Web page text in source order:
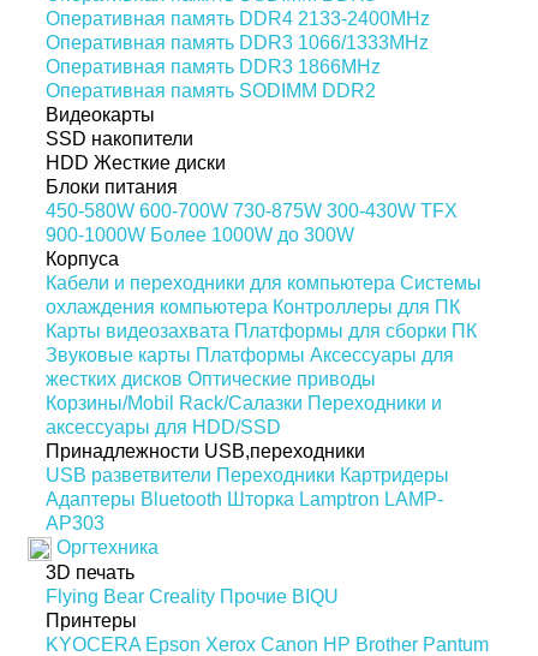
Оперативная память DDR4 2133-2400MHz
Оперативная память DDR3 1066/1333MHz
Оперативная память DDR3 1866MHz
Оперативная память SODIMM DDR2
Видеокарты
SSD накопители
HDD Жесткие диски
Блоки питания
450-580W 600-700W 730-875W 300-430W TFX
900-1000W Более 1000W до 300W
Корпуса
Кабели и переходники для компьютера Системы
охлаждения компьютера Контроллеры для ПК
Карты видеозахвата Платформы для сборки ПК
Звуковые карты Платформы Аксессуары для
жестких дисков Оптические приводы
Корзины/Mobil Rack/Салазки Переходники и
аксессуары для HDD/SSD
Принадлежности USB,переходники
USB разветвители Переходники Картридеры
Адаптеры Bluetooth Шторка Lamptron LAMP-
AP303
Оргтехника
3D печать
Flying Bear Creality Прочие BIQU
Принтеры
KYOCERA Epson Xerox Canon HP Brother Pantum